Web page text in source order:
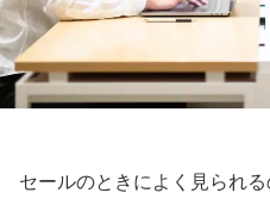
セールのときによく見られる